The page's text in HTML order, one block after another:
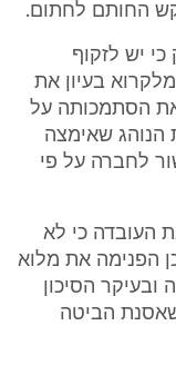
החותם לחתום.
כי יש לזקוף
בעיון את
הסתמכותה על
שאימצה
לחברה על פי
העובדה כי לא
הפנימה את מלוא
הסיכון
הביטה